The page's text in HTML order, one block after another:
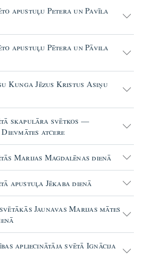
apustuļu Petera un Pavīla
apustuļu Pētera un Pāvila
Kunga Jēzus Kristus Asiņu
skapulāra svētkos —
atcere
Marijas Magdalēnas dienā
apustuļa Jēkaba dienā
Jaunavas Marijas mātes
apliecinātāja svētā Ignācija